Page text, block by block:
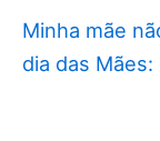
Minha mãe
dia das